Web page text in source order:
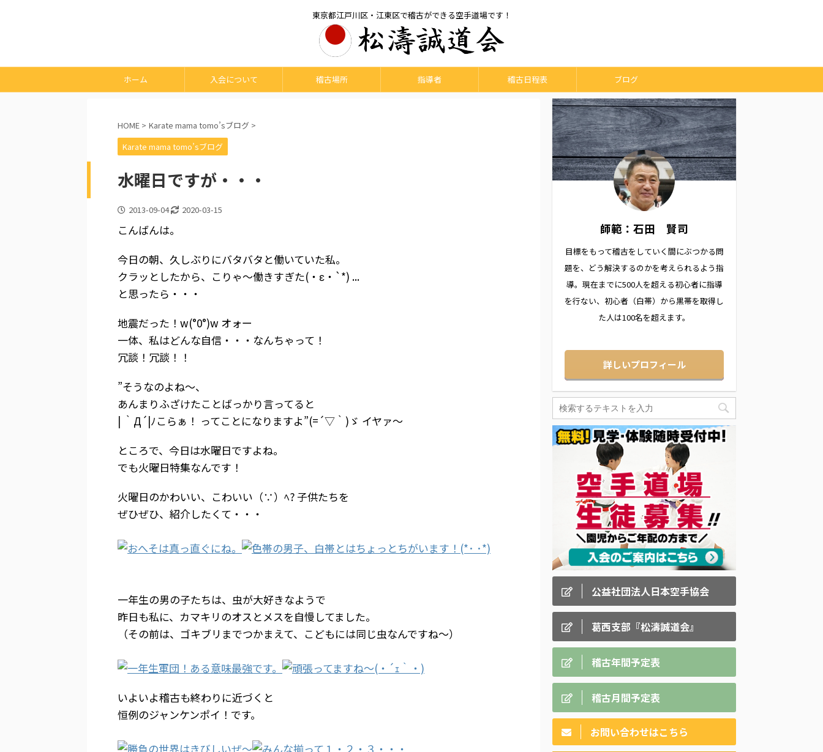
東京都江戸川区・江東区で稽古ができる空手道場です！
ホーム 入会について 稽古場所 指導者 稽古日程表 ブログ
HOME > Karate mama tomo’sブログ >
Karate mama tomo’sブログ
水曜日ですが・・・
2013-09-04 2020-03-15
こんばんは。
今日の朝、久しぶりにバタバタと働いていた私。
クラッとしたから、こりゃ～働きすぎた(・ε・`*) ...
と思ったら・・・
地震だった！w(°0°)w オォー
一体、私はどんな自信・・・なんちゃって！
冗談！冗談！！
”そうなのよね～、
あんまりふざけたことばっかり言ってると
| ｀Д´|ﾉこらぁ！ ってことになりますよ”(=´▽｀)ゞ イヤァ～
ところで、今日は水曜日ですよね。
でも火曜日特集なんです！
火曜日のかわいい、こわいい（∵）ﾍ? 子供たちを
ぜひぜひ、紹介したくて・・・
一年生の男の子たちは、虫が大好きなようで
昨日も私に、カマキリのオスとメスを自慢してました。
（その前は、ゴキブリまでつかまえて、こどもには同じ虫なんですね～）
いよいよ稽古も終わりに近づくと
恒例のジャンケンポイ！です。
師範：石田 賢司
目標をもって稽古をしていく間にぶつかる問
題を、どう解決するのかを考えられるよう指
導。現在までに500人を超える初心者に指導
を行ない、初心者（白帯）から黒帯を取得し
た人は100名を超えます。
詳しいプロフィール
公益社団法人日本空手協会
葛西支部『松濤誠道会』
稽古年間予定表
稽古月間予定表
お問い合わせはこちら